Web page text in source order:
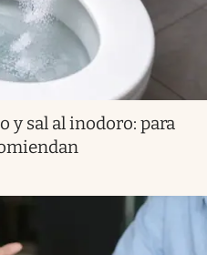
y sal al inodoro: para